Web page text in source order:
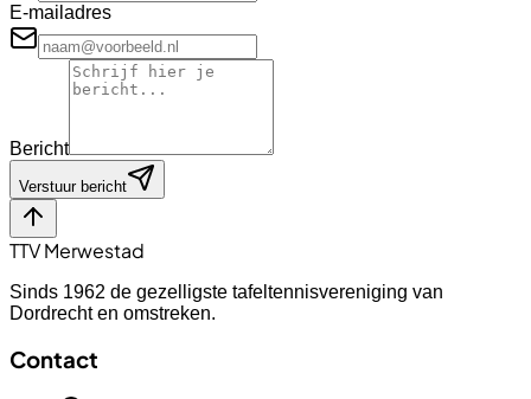
E-mailadres
Bericht
Verstuur bericht
TTV Merwestad
Sinds 1962 de gezelligste tafeltennisvereniging van
Dordrecht en omstreken.
Contact